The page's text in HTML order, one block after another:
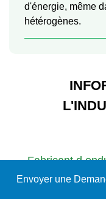
d'énergie, même
hétérogènes.
Fabricant d
Envoyer une